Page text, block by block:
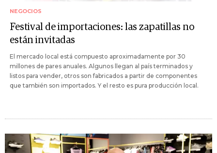
NEGOCIOS
Festival de importaciones: las zapatillas no
están invitadas
El mercado local está compuesto aproximadamente por 30
millones de pares anuales. Algunos llegan al país terminados y
listos para vender, otros son fabricados a partir de componentes
que también son importados. Y el resto es pura producción local.